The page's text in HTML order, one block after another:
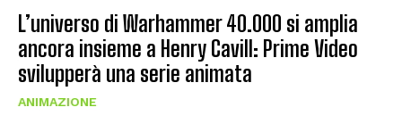
L’universo di Warhammer 40.000 si amplia
ancora insieme a Henry Cavill: Prime Video
svilupperà una serie animata
ANIMAZIONE